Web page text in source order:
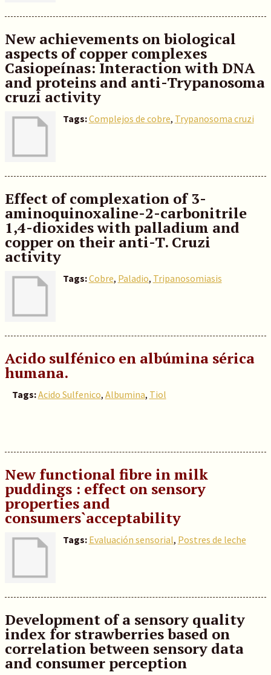
New achievements on biological
aspects of copper complexes
Casiopeínas: Interaction with DNA
and proteins and anti-Trypanosoma
cruzi activity
Tags:Complejos de cobre, Trypanosoma cruzi
Effect of complexation of 3-
aminoquinoxaline-2-carbonitrile
1,4-dioxides with palladium and
copper on their anti-T. Cruzi
activity
Tags:Cobre, Paladio, Tripanosomiasis
Acido sulfénico en albúmina sérica
humana.
Tags:Acido Sulfenico, Albumina, Tiol
New functional fibre in milk
puddings : effect on sensory
properties and
consumers`acceptability
Tags: Evaluación sensorial, Postres de leche
Development of a sensory quality
index for strawberries based on
correlation between sensory data
and consumer perception